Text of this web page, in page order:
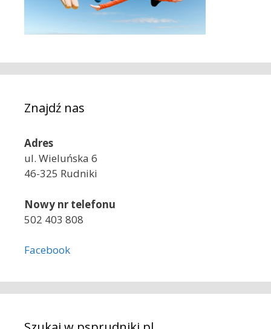
Znajdź nas
Adres
ul. Wieluńska 6
46-325 Rudniki
Nowy nr telefonu
502 403 808
Facebook